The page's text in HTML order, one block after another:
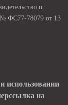
о
№ ФС77-78079 от 13
использовании
на